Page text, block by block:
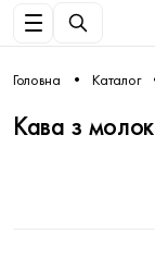
Головна Каталог
Кава з